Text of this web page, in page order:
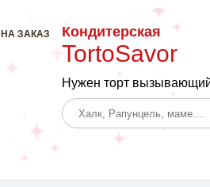
ЗАКАЗ Кондитерская
TortoSavor
Нужен торт вызывающий